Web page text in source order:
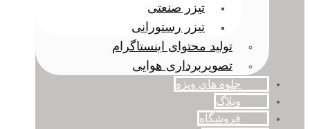
تیزر صنعتی
تیزر رستورانی
تولید محتوای اینستاگرام
تصویربرداری هوایی
جلوه های ویژه
وبلاگ
فروشگاه